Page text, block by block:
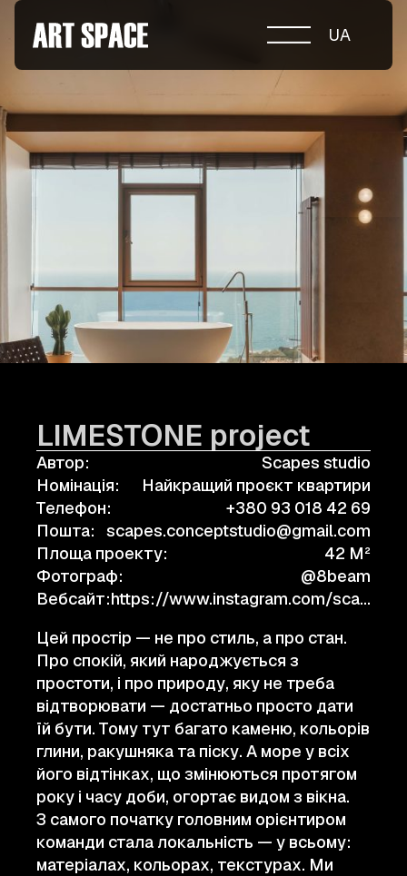
ПРО КОНКУРС
НОМІНАЦІЇ
ПРОЄКТИ 2026
ЖУРІ
ПАРТНЕРИ
НОМІНАНТИ 2025
ПЕРЕМОЖЦІ 2025
КОНТАКТИ
а.harusova@gmail.com
© 2025 Wmaax Studio
UA
LIMESTONE project
Автор:
Scapes studio
Номінація:
Найкращий проєкт квартири
Телефон:
+380 93 018 42 69
Пошта:
scapes.conceptstudio@gmail.com
Площа проекту:
42 M²
Фотограф:
@8beam
Вебсайт:
https://www.instagram.com/scapes.conceptstudio
Цей простір — не про стиль, а про стан.
Про спокій, який народжується з
простоти, і про природу, яку не треба
відтворювати — достатньо просто дати
їй бути. Тому тут багато каменю, кольорів
глини, ракушняка та піску. А море у всіх
його відтінках, що змінюються протягом
року і часу доби, огортає видом з вікна.
З самого початку головним орієнтиром
команди стала локальність — у всьому:
матеріалах, кольорах, текстурах. Ми